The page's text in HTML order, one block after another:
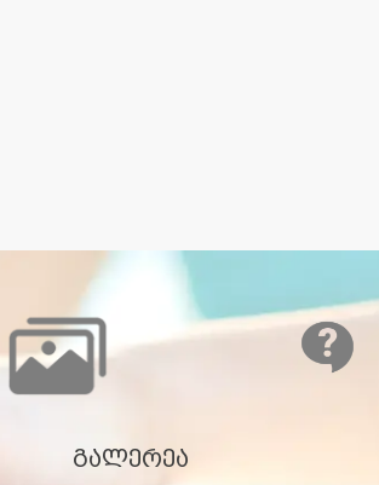
გალერეა